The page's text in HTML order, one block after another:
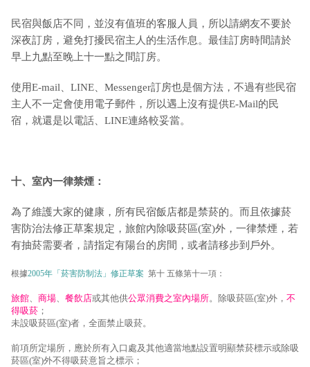
民宿與飯店不同，並沒有值班的客服人員，所以請網友不要於
深夜訂房，避免打擾民宿主人的生活作息。最佳訂房時間請於
早上九點至晚上十一點之間訂房。
使用E-mail、LINE、Messenger訂房也是個方法，不過有些民宿
主人不一定會使用電子郵件，所以遇上沒有提供E-Mail的民
宿，就還是以電話、LINE連絡較妥當。
十、室內一律禁煙：
為了維護大家的健康，所有民宿飯店都是禁菸的。而且依據菸
害防治法修正草案規定，旅館內除吸菸區(室)外，一律禁煙，若
有抽菸需要者，請指定有陽台的房間，或者請移步到戶外。
根據2005年「菸害防制法」修正草案 第十 五條第十一項：
旅館、 商場、 餐飲店或其他供公眾消費之室內場所。除吸菸區(室)外， 不
得吸菸 ；
未設吸菸區(室)者，全面禁止吸菸。
前項所定場所，應於所有入口處及其他適當地點設置明顯禁菸標示或除吸
菸區(室)外不得吸菸意旨之標示；